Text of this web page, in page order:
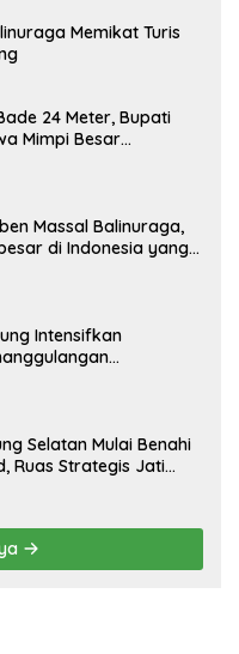
Memikat Turis
24 Meter, Bupati
Mimpi Besar
Massal Balinuraga,
di Indonesia yang
Intensifkan
Selatan Mulai Benahi
Ruas Strategis Jati